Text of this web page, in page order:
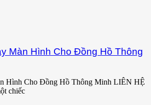
Màn Hình Cho Đồng Hồ Thông
Hình Cho Đồng Hồ Thông Minh LIÊN HỆ
chiếc